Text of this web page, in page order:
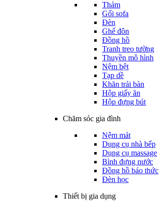
Thảm
Gối sofa
Đèn
Ghế đôn
Đồng hồ
Tranh treo tường
Thuyền mô hình
Nệm bệt
Tạp dề
Khăn trải bàn
Hộp giấy ăn
Hộp đựng bút
Chăm sóc gia đình
Nệm mát
Dụng cụ nhà bếp
Dụng cụ massage
Bình đựng nước
Đồng hồ báo thức
Đèn học
Thiết bị gia dụng